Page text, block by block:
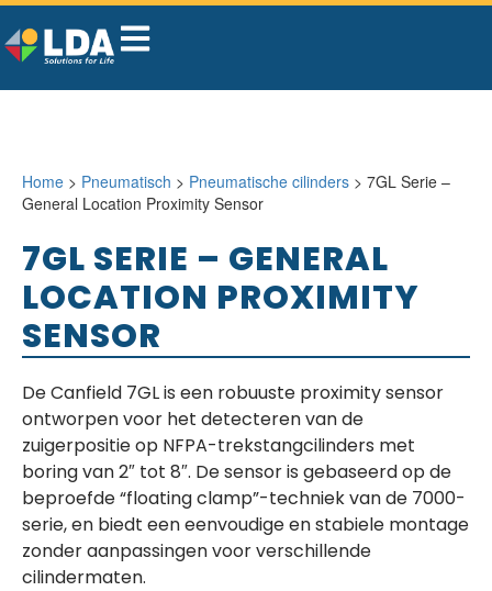
Home > Pneumatisch > Pneumatische cilinders > 7GL Serie –
General Location Proximity Sensor
7GL SERIE – GENERAL
LOCATION PROXIMITY
SENSOR
De Canfield 7GL is een robuuste proximity sensor
ontworpen voor het detecteren van de
zuigerpositie op NFPA-trekstangcilinders met
boring van 2″ tot 8″. De sensor is gebaseerd op de
beproefde “floating clamp”-techniek van de 7000-
serie, en biedt een eenvoudige en stabiele montage
zonder aanpassingen voor verschillende
cilindermaten.